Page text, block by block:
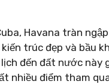
Havana tràn
​​trúc đẹp và bầu
đến đất nước này
nhiều điểm tham